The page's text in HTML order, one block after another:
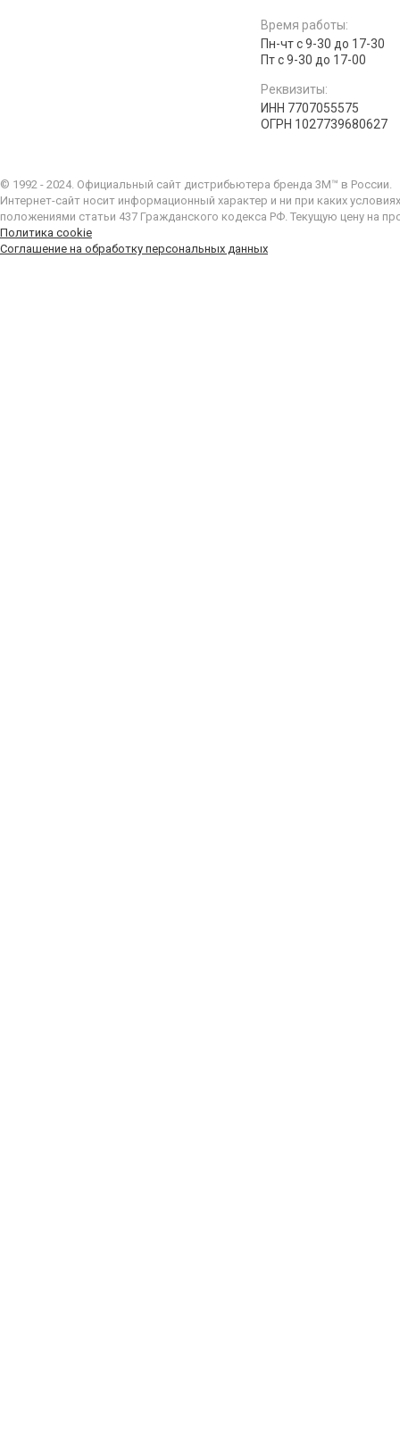
Время работы:
Пн-чт с 9-30 до 17-30
Пт с 9-30 до 17-00
Реквизиты:
ИНН 7707055575
ОГРН 1027739680627
© 1992 - 2024. Официальный сайт дистрибьютера бренда 3M™ в России.
Интернет-сайт носит информационный характер и ни при каких
положениями статьи 437 Гражданского кодекса РФ. Текущую цену на
Политика cookie
Соглашение на обработку персональных данных